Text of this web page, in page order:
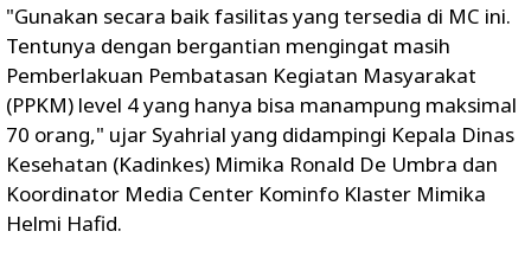
"Gunakan secara baik fasilitas yang tersedia di MC ini.
Tentunya dengan bergantian mengingat masih
Pemberlakuan Pembatasan Kegiatan Masyarakat
(PPKM) level 4 yang hanya bisa manampung maksimal
70 orang," ujar Syahrial yang didampingi Kepala Dinas
Kesehatan (Kadinkes) Mimika Ronald De Umbra dan
Koordinator Media Center Kominfo Klaster Mimika
Helmi Hafid.